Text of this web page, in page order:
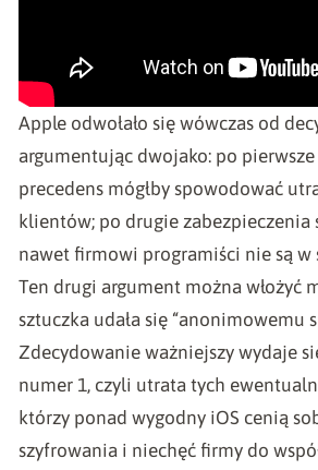
Apple odwołało się wówczas od
argumentując dwojako: po
precedens mógłby spowodować
klientów; po drugie zabezpieczenia
nawet firmowi programiści nie są w
Ten drugi argument można włożyć
sztuczka udała się “anonimowemu
Zdecydowanie ważniejszy wydaje
numer 1, czyli utrata tych
którzy ponad wygodny iOS cenią
szyfrowania i niechęć firmy do